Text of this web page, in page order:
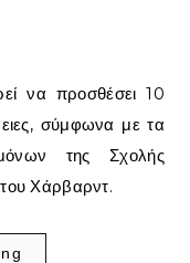
να προσθέσει 10
σύμφωνα με τα
της Σχολής
Χάρβαρντ.